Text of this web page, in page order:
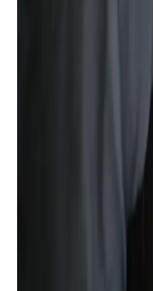
: Por último,
Jogos tie-in como este
arte perdida hoje em
estranhamente
exceção. Na verdade,
plataforma cheio de
Confira e me diga o que